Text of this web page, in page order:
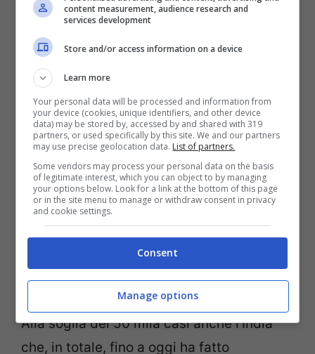
Ragazza con mascherina negli Usa ai tempi del Covid-19
(Getty Images)
L’emergenza a livello mondiale intanto
prosegue, con USA, India e Sud America
che continuano a preoccupare. In
particolar modo negliStati Uniti
segnalati 54.022 nuovi contagi in 24 ore.
Alla soglia dei 50 mila casi anche l’India
che, in totale, fino a oggi ha fatto
content measurement, audience research and
services development
Store and/or access information on a device
Learn more
Your personal data will be processed and information from
your device (cookies, unique identifiers, and other device
data) may be stored by, accessed by and shared with 319
partners, or used specifically by this site. We and our partners
may use precise geolocation data. List of partners.
Some vendors may process your personal data on the basis
of legitimate interest, which you can object to by managing
your options below. Look for a link at the bottom of this page
or in the site menu to manage or withdraw consent in privacy
and cookie settings.
Consent
Manage options